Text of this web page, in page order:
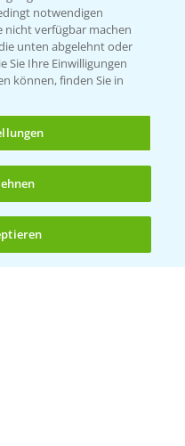
4)
notwendigen
nicht verfügbar machen
unten abgelehnt oder
Sie Ihre Einwilligungen
können, finden Sie in